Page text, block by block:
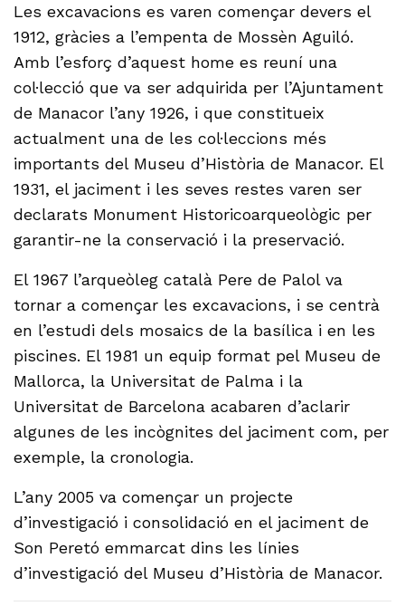
Les excavacions es varen començar devers el
1912, gràcies a l’empenta de Mossèn Aguiló.
Amb l’esforç d’aquest home es reuní una
col·lecció que va ser adquirida per l’Ajuntament
de Manacor l’any 1926, i que constitueix
actualment una de les col·leccions més
importants del Museu d’Història de Manacor. El
1931, el jaciment i les seves restes varen ser
declarats Monument Historicoarqueològic per
garantir-ne la conservació i la preservació.
El 1967 l’arqueòleg català Pere de Palol va
tornar a començar les excavacions, i se centrà
en l’estudi dels mosaics de la basílica i en les
piscines. El 1981 un equip format pel Museu de
Mallorca, la Universitat de Palma i la
Universitat de Barcelona acabaren d’aclarir
algunes de les incògnites del jaciment com, per
exemple, la cronologia.
L’any 2005 va començar un projecte
d’investigació i consolidació en el jaciment de
Son Peretó emmarcat dins les línies
d’investigació del Museu d’Història de Manacor.